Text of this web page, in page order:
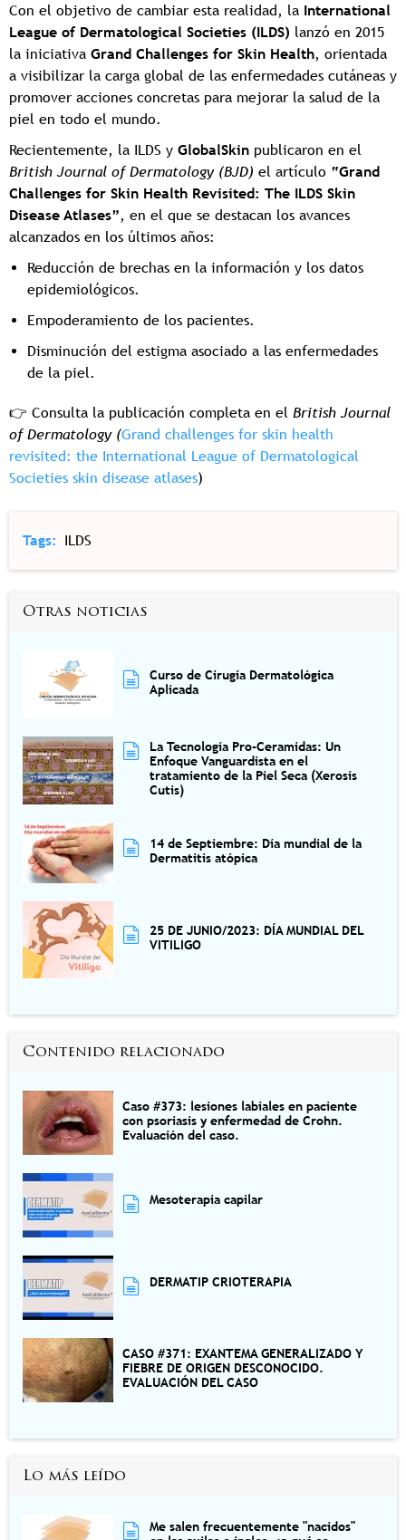
Con el objetivo de cambiar esta realidad, la International
League of Dermatological Societies (ILDS) lanzó en 2015
la iniciativa Grand Challenges for Skin Health, orientada
a visibilizar la carga global de las enfermedades cutáneas y
promover acciones concretas para mejorar la salud de la
piel en todo el mundo.
Recientemente, la ILDS y GlobalSkin publicaron en el
British Journal of Dermatology (BJD) el artículo “Grand
Challenges for Skin Health Revisited: The ILDS Skin
Disease Atlases”, en el que se destacan los avances
alcanzados en los últimos años:
Reducción de brechas en la información y los datos
epidemiológicos.
Empoderamiento de los pacientes.
Disminución del estigma asociado a las enfermedades
de la piel.
👉 Consulta la publicación completa en el British Journal
of Dermatology (Grand challenges for skin health
revisited: the International League of Dermatological
Societies skin disease atlases)
Tags ILDS
Otras noticias
Curso de Cirugía Dermatológica
Aplicada
La Tecnología Pro-Ceramidas: Un
Enfoque Vanguardista en el
tratamiento de la Piel Seca (Xerosis
Cutis)
14 de Septiembre: Día mundial de la
Dermatitis atópica
25 DE JUNIO/2023: DÍA MUNDIAL DEL
VITILIGO
Contenido relacionado
Caso #373: lesiones labiales en paciente
con psoriasis y enfermedad de Crohn.
Evaluación del caso.
Mesoterapia capilar
DERMATIP CRIOTERAPIA
CASO #371: EXANTEMA GENERALIZADO Y
FIEBRE DE ORIGEN DESCONOCIDO.
EVALUACIÓN DEL CASO
Lo más leído
Me salen frecuentemente "nacidos"